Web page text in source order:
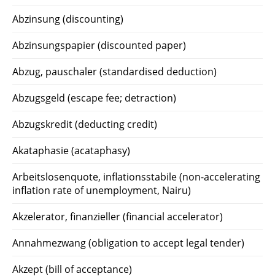
Abzinsung (discounting)
Abzinsungspapier (discounted paper)
Abzug, pauschaler (standardised deduction)
Abzugsgeld (escape fee; detraction)
Abzugskredit (deducting credit)
Akataphasie (acataphasy)
Arbeitslosenquote, inflationsstabile (non-accelerating
inflation rate of unemployment, Nairu)
Akzelerator, finanzieller (financial accelerator)
Annahmezwang (obligation to accept legal tender)
Akzept (bill of acceptance)